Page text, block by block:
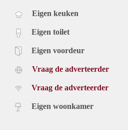
Eigen keuken
Eigen toilet
Eigen voordeur
Vraag de adverteerder
Vraag de adverteerder
Eigen woonkamer